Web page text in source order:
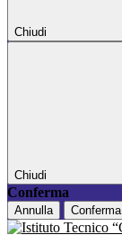
Chiudi
Chiudi
Conferma
Annulla Conferma